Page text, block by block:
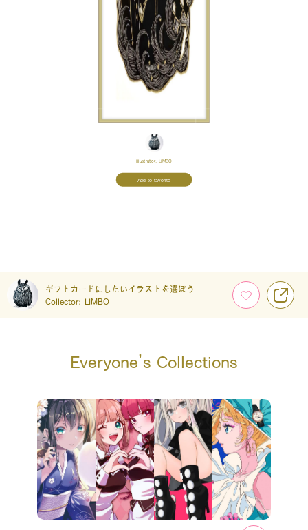
Illustrator: LIMBO
Add to favorite
ギフトカードにしたいイラストを選ぼう
Collector: LIMBO
Everyone’s Collections